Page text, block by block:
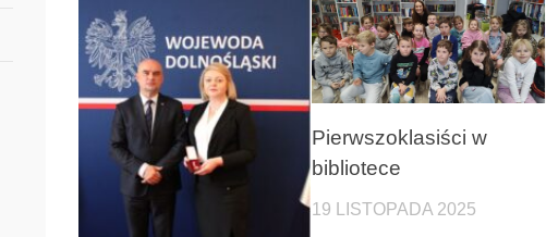
Pierwszoklasiści w
bibliotece
19 LISTOPADA 2025